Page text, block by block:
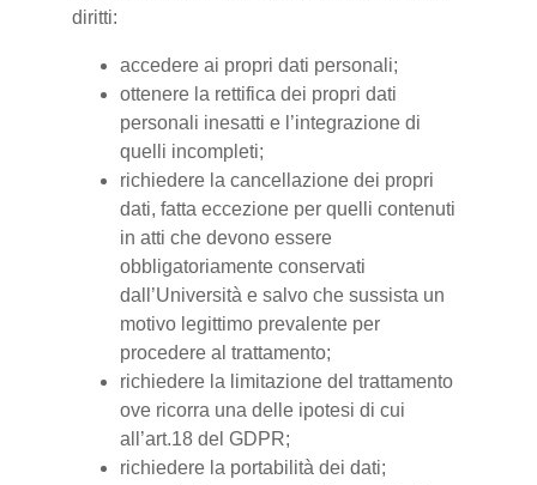
diritti:
accedere ai propri dati personali;
ottenere la rettifica dei propri dati
personali inesatti e l’integrazione di
quelli incompleti;
richiedere la cancellazione dei propri
dati, fatta eccezione per quelli contenuti
in atti che devono essere
obbligatoriamente conservati
dall’Università e salvo che sussista un
motivo legittimo prevalente per
procedere al trattamento;
richiedere la limitazione del trattamento
ove ricorra una delle ipotesi di cui
all’art.18 del GDPR;
richiedere la portabilità dei dati;